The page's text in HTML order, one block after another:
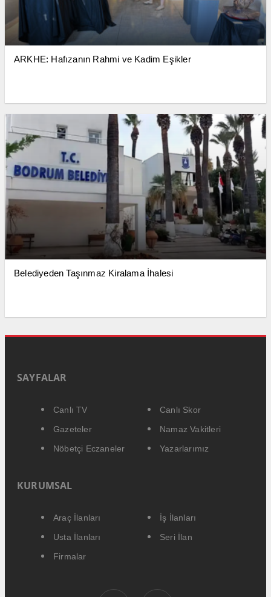
ARKHE: Hafızanın Rahmi ve Kadim Eşikler
Belediyeden Taşınmaz Kiralama İhalesi
SAYFALAR
Canlı TV
Canlı Skor
Gazeteler
Namaz Vakitleri
Nöbetçi Eczaneler
Yazarlarımız
KURUMSAL
Araç İlanları
İş İlanları
Usta İlanları
Seri İlan
Firmalar